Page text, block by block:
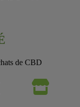
de CBD